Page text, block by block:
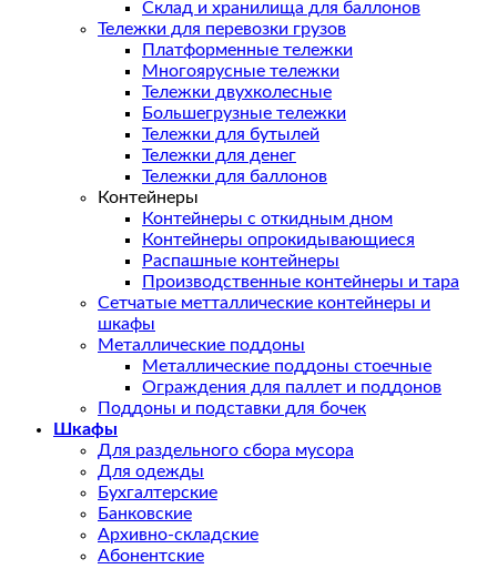
Склад и хранилища для баллонов
Тележки для перевозки грузов
Платформенные тележки
Многоярусные тележки
Тележки двухколесные
Большегрузные тележки
Тележки для бутылей
Тележки для денег
Тележки для баллонов
Контейнеры
Контейнеры с откидным дном
Контейнеры опрокидывающиеся
Распашные контейнеры
Производственные контейнеры и тара
Сетчатые метталлические контейнеры и
шкафы
Металлические поддоны
Металлические поддоны стоечные
Ограждения для паллет и поддонов
Поддоны и подставки для бочек
Шкафы
Для раздельного сбора мусора
Для одежды
Бухгалтерские
Банковские
Архивно-складские
Абонентские